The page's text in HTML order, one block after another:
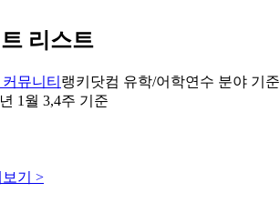
리스트
뮤니티 랭키닷컴 유학/어학연수 분야 기준
1월 3,4주 기준
기 >